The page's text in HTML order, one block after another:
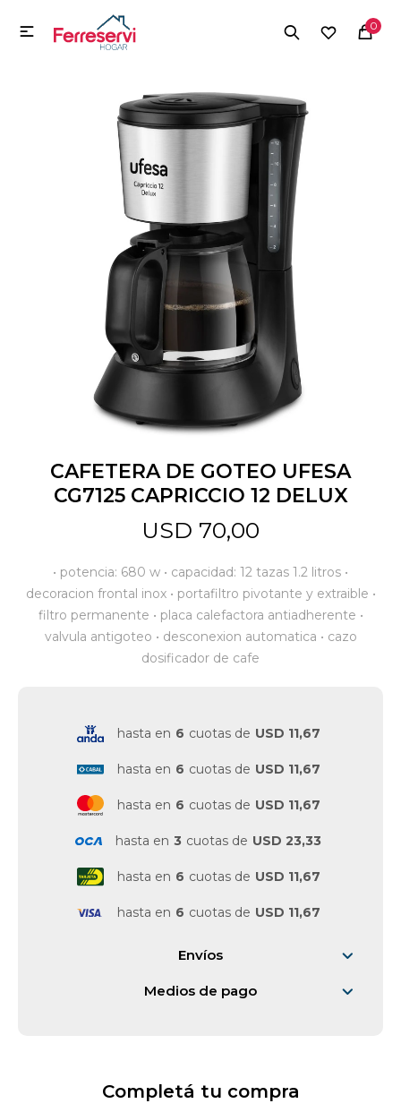
0

CAFETERA DE GOTEO UFESA
CG7125 CAPRICCIO 12 DELUX
USD 70,00
• potencia: 680 w • capacidad: 12 tazas 1.2 litros •
decoracion frontal inox • portafiltro pivotante y extraible •
filtro permanente • placa calefactora antiadherente •
valvula antigoteo • desconexion automatica • cazo
dosificador de cafe
hasta en 6 cuotas de USD 11,67
hasta en 6 cuotas de USD 11,67
hasta en 6 cuotas de USD 11,67
hasta en 3 cuotas de USD 23,33
hasta en 6 cuotas de USD 11,67
hasta en 6 cuotas de USD 11,67
Envíos
Medios de pago
Completá tu compra
MI CUENTA
Herramientas y Construcción
Electrodomésticos
Tecnología
Camping
Jardín y Aire Libre
Juguetes y artículos para bebé
Ferretería
Vestimenta y calzado